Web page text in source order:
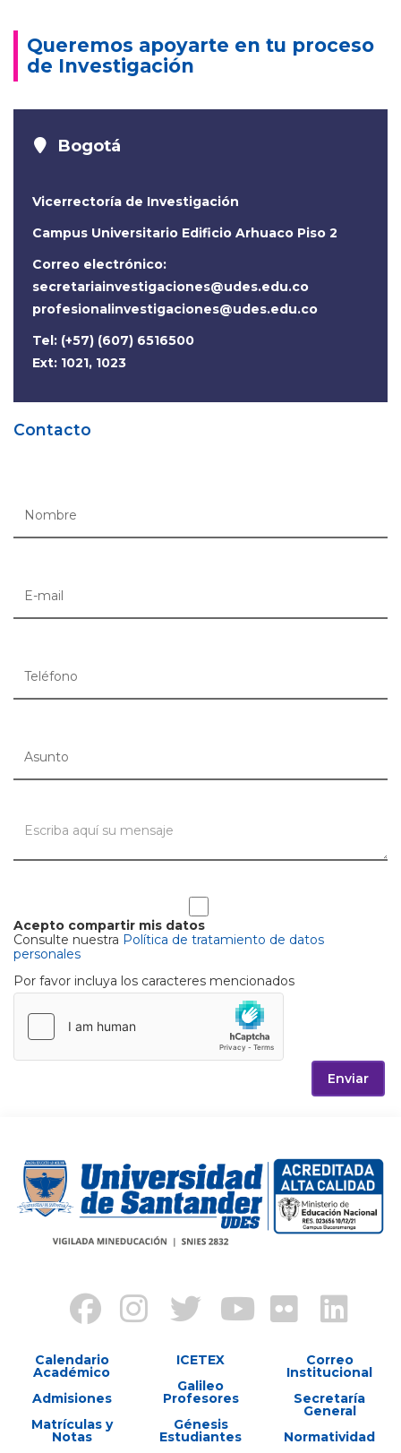
Queremos apoyarte en tu proceso
de Investigación
Bogotá
Vicerrectoría de Investigación
Campus Universitario Edificio Arhuaco Piso 2
Correo electrónico:
secretariainvestigaciones@udes.edu.co
profesionalinvestigaciones@udes.edu.co
Tel: (+57) (607) 6516500
Ext: 1021, 1023
Contacto
Acepto compartir mis datos
Consulte nuestra Política de tratamiento de datos
personales
Por favor incluya los caracteres mencionados
Enviar
Calendario
Académico
Admisiones
Matrículas y
Notas
ICETEX
Galileo
Profesores
Génesis
Estudiantes
Correo
Institucional
Secretaría
General
Normatividad